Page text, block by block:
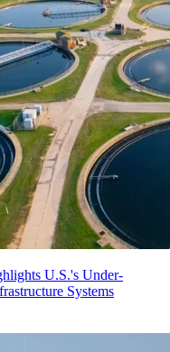
U.S.'s Under-
Systems